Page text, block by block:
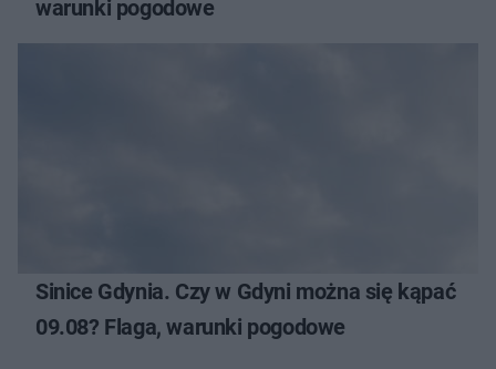
warunki pogodowe
Sinice Gdynia. Czy w Gdyni można się kąpać
09.08? Flaga, warunki pogodowe